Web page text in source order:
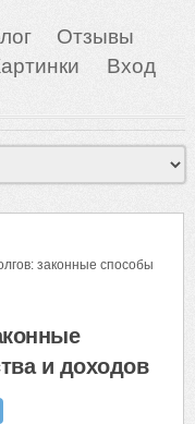
Отзывы
Вход
законные способы
и доходов